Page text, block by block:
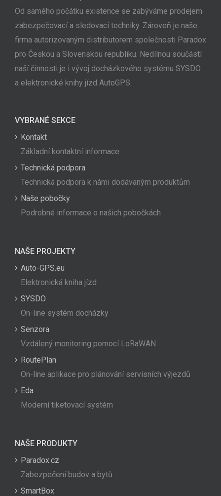
Od samého počátku existence se zabýváme prodejem
zabezpečovací a sledovací techniky. Zároveň je naše
firma autorizovaným distributorem společnosti Paradox
pro Českou a Slovenskou republiku. Nedílnou součástí
naší činnosti je i vývoj docházkového systému SYSDO
a elektronické knihy jízd AutoGPS.
VYBRANÉ SEKCE
Kontakt
Základní kontaktní informace
Technická podpora
Technická podpora k námi dodávaným produktům
Naše pobočky
Podrobné informace o našich pobočkách
NAŠE PROJEKTY
Auto-GPS.eu
Elektronická kniha jízd
SYSDO
On-line systém docházky
Senzora
Vzdálený monitoring pomocí LoRaWAN
RoutePlan
On-line aplikace pro plánování servisních výjezdů
Eda
Moderní tiketovací systém
NAŠE PRODUKTY
Paradox.cz
Zabezpečení budov a bytů
SmartBox